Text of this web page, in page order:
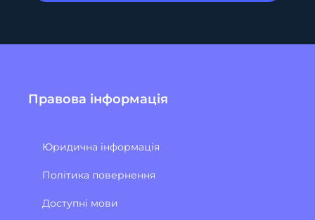
Правова інформація
Юридична інформація
Політика повернення
Доступні мови